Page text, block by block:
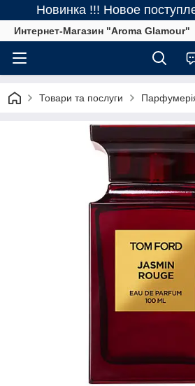
Новинка !!! Новое
Интернет-Магазин "Aroma Glamour"
Товари та послуги